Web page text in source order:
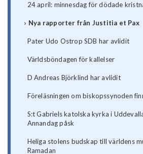
24 april: minnesdag för dödade
Nya rapporter från Justitia et Pax
Pater Udo Ostrop SDB har avlidit
Världsböndagen för kallelser
D Andreas Björklind har avlidit
Föreläsningen om biskopssynoden
S:t Gabriels katolska kyrka i
Annandag påsk
Heliga stolens budskap till världens
Ramadan